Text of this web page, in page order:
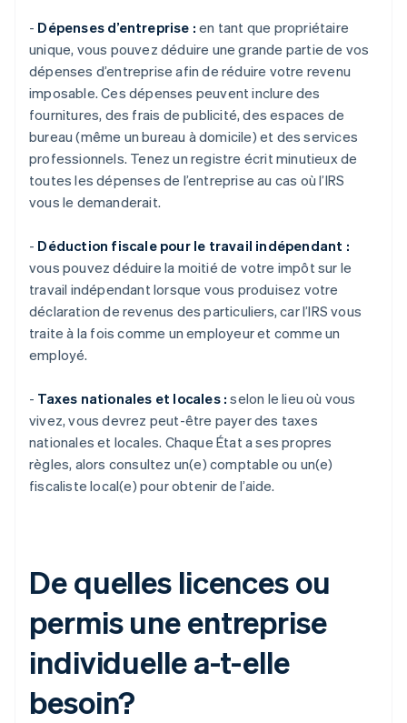
- Dépenses d’entreprise : en tant que propriétaire
unique, vous pouvez déduire une grande partie de vos
dépenses d’entreprise afin de réduire votre revenu
imposable. Ces dépenses peuvent inclure des
fournitures, des frais de publicité, des espaces de
bureau (même un bureau à domicile) et des services
professionnels. Tenez un registre écrit minutieux de
toutes les dépenses de l’entreprise au cas où l’IRS
vous le demanderait.
- Déduction fiscale pour le travail indépendant :
vous pouvez déduire la moitié de votre impôt sur le
travail indépendant lorsque vous produisez votre
déclaration de revenus des particuliers, car l’IRS vous
traite à la fois comme un employeur et comme un
employé.
- Taxes nationales et locales : selon le lieu où vous
vivez, vous devrez peut-être payer des taxes
nationales et locales. Chaque État a ses propres
règles, alors consultez un(e) comptable ou un(e)
fiscaliste local(e) pour obtenir de l’aide.
De quelles licences ou
permis une entreprise
individuelle a-t-elle
besoin?